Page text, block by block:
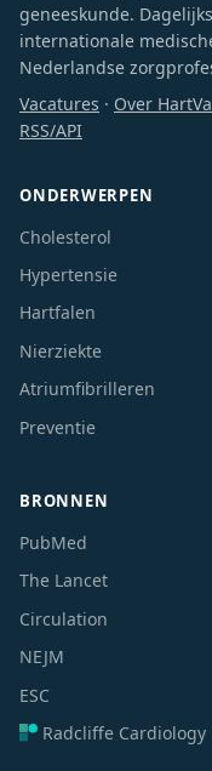
geneeskunde.
internationale
Nederlandse
Vacatures · Over
RSS/API
ONDERWERPEN
Cholesterol
Hypertensie
Hartfalen
Nierziekte
Atriumfibrilleren
Preventie
BRONNEN
PubMed
The Lancet
Circulation
NEJM
ESC
Radcliffe Cardiology